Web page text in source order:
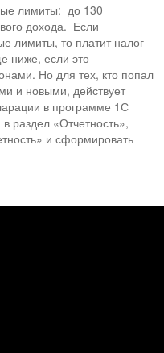
лимиты: до 130
дохода. Если
лимиты, то платит налог
ниже, если это
Но для тех, кто попал
и новыми, действует
в программе 1С
раздел «Отчетность»,
и сформировать